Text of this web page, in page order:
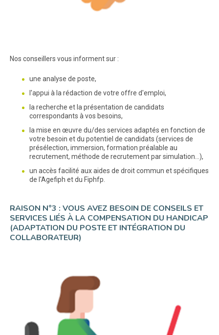
Nos conseillers vous informent sur :
une analyse de poste,
l'appui à la rédaction de votre offre d'emploi,
la recherche et la présentation de candidats
correspondants à vos besoins,
la mise en œuvre du/des services adaptés en fonction de
votre besoin et du potentiel de candidats (services de
présélection, immersion, formation préalable au
recrutement, méthode de recrutement par simulation...),
un accès facilité aux aides de droit commun et spécifiques
de l'Agefiph et du Fiphfp.
RAISON N°3 : VOUS AVEZ BESOIN DE CONSEILS ET
SERVICES LIÉS À LA COMPENSATION DU HANDICAP
(ADAPTATION DU POSTE ET INTÉGRATION DU
COLLABORATEUR)